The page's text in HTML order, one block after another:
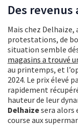
Des
Mais chez Delhaize,
protestations, de
situation semble
magasins a trouvé
au printemps, et
2024. Le prix élevé
rapidement
hauteur de leur
Delhaizesera alors
course aux